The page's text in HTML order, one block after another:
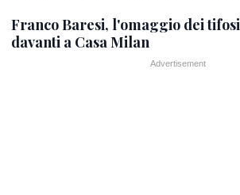
Franco Baresi, l'omaggio dei tifosi
davanti a Casa Milan